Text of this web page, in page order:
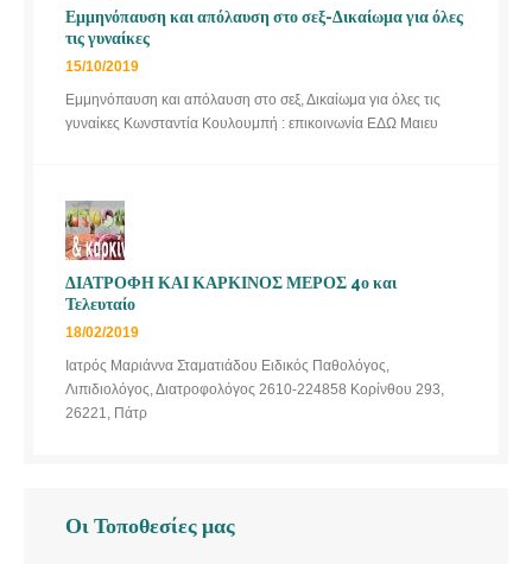
Εμμηνόπαυση και απόλαυση στο σεξ-Δικαίωμα για όλες
τις γυναίκες
15/10/2019
Εμμηνόπαυση και απόλαυση στο σεξ, Δικαίωμα για όλες τις
γυναίκες Κωνσταντία Κουλουμπή : επικοινωνία ΕΔΩ Μαιευ
ΔΙΑΤΡΟΦΗ ΚΑΙ ΚΑΡΚΙΝΟΣ ΜΕΡΟΣ 4ο και
Τελευταίο
18/02/2019
Ιατρός Μαριάννα Σταματιάδου Ειδικός Παθολόγος,
Λιπιδιολόγος, Διατροφολόγος 2610-224858 Κορίνθου 293,
26221, Πάτρ
Οι Τοποθεσίες μας